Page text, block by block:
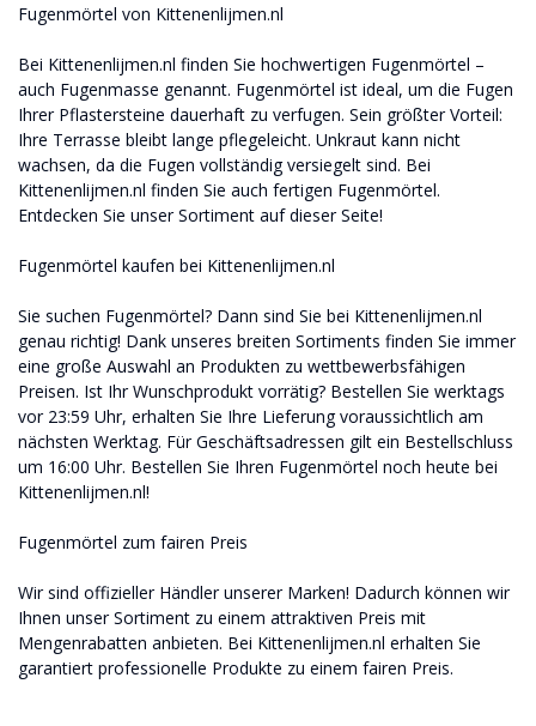
Fugenmörtel von Kittenenlijmen.nl
Bei Kittenenlijmen.nl finden Sie hochwertigen Fugenmörtel –
auch Fugenmasse genannt. Fugenmörtel ist ideal, um die Fugen
Ihrer Pflastersteine ​​dauerhaft zu verfugen. Sein größter Vorteil:
Ihre Terrasse bleibt lange pflegeleicht. Unkraut kann nicht
wachsen, da die Fugen vollständig versiegelt sind. Bei
Kittenenlijmen.nl finden Sie auch fertigen Fugenmörtel.
Entdecken Sie unser Sortiment auf dieser Seite!
Fugenmörtel kaufen bei Kittenenlijmen.nl
Sie suchen Fugenmörtel? Dann sind Sie bei Kittenenlijmen.nl
genau richtig! Dank unseres breiten Sortiments finden Sie immer
eine große Auswahl an Produkten zu wettbewerbsfähigen
Preisen. Ist Ihr Wunschprodukt vorrätig? Bestellen Sie werktags
vor 23:59 Uhr, erhalten Sie Ihre Lieferung voraussichtlich am
nächsten Werktag. Für Geschäftsadressen gilt ein Bestellschluss
um 16:00 Uhr. Bestellen Sie Ihren Fugenmörtel noch heute bei
Kittenenlijmen.nl!
Fugenmörtel zum fairen Preis
Wir sind offizieller Händler unserer Marken! Dadurch können wir
Ihnen unser Sortiment zu einem attraktiven Preis mit
Mengenrabatten anbieten. Bei Kittenenlijmen.nl erhalten Sie
garantiert professionelle Produkte zu einem fairen Preis.